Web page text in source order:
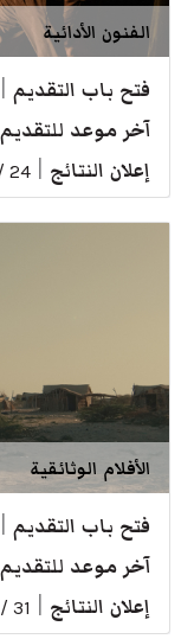
الفنون الأدائية
فتح باب التقديم
آخر موعد للتقديم
إعلان النتائج 24 / 8 / 2026
الأفلام الوثائقية
فتح باب التقديم
آخر موعد للتقديم
إعلان النتائج 31 / 8 / 2026